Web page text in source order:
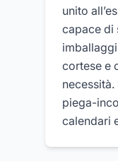
unito
capace di
cortese e
piega-
calendari